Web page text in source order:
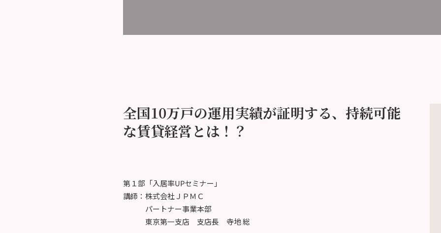
全国10万戸の運用実績が証明する、持続可能
な賃貸経営とは！？
第１部「入居率UPセミナー」
講師：株式会社ＪＰＭＣ
パートナー事業本部
東京第一支店 支店長 寺地 総